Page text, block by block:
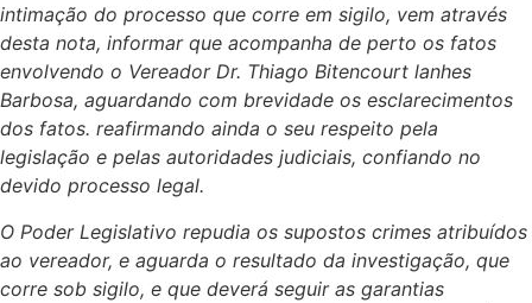
intimação do processo que corre em sigilo, vem através
desta nota, informar que acompanha de perto os fatos
envolvendo o Vereador Dr. Thiago Bitencourt lanhes
Barbosa, aguardando com brevidade os esclarecimentos
dos fatos. reafirmando ainda o seu respeito pela
legislação e pelas autoridades judiciais, confiando no
devido processo legal.
O Poder Legislativo repudia os supostos crimes atribuídos
ao vereador, e aguarda o resultado da investigação, que
corre sob sigilo, e que deverá seguir as garantias